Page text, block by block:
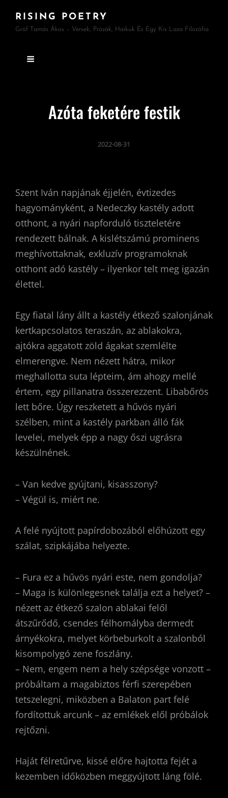
RISING POETRY
Gróf Tamás Ákos – Versek, Prózák, Haikuk És Egy Kis Laza Filozófia
Azóta feketére festik
2022-08-31
Szent Iván napjának éjjelén, évtizedes
hagyományként, a Nedeczky kastély adott
otthont, a nyári napforduló tiszteletére
rendezett bálnak. A kislétszámú prominens
meghívottaknak, exkluzív programoknak
otthont adó kastély – ilyenkor telt meg igazán
élettel.
Egy fiatal lány állt a kastély étkező szalonjának
kertkapcsolatos teraszán, az ablakokra,
ajtókra aggatott zöld ágakat szemlélte
elmerengve. Nem nézett hátra, mikor
meghallotta suta lépteim, ám ahogy mellé
értem, egy pillanatra összerezzent. Libabőrös
lett bőre. Úgy reszketett a hűvös nyári
szélben, mint a kastély parkban álló fák
levelei, melyek épp a nagy őszi ugrásra
készülnének.
– Van kedve gyújtani, kisasszony?
– Végül is, miért ne.
A felé nyújtott papírdobozából előhúzott egy
szálat, szipkájába helyezte.
– Fura ez a hűvös nyári este, nem gondolja?
– Maga is különlegesnek találja ezt a helyet? –
nézett az étkező szalon ablakai felől
átszűrődő, csendes félhomályba dermedt
árnyékokra, melyet körbeburkolt a szalonból
kisompolygó zene foszlány.
– Nem, engem nem a hely szépsége vonzott –
próbáltam a magabiztos férfi szerepében
tetszelegni, miközben a Balaton part felé
fordítottuk arcunk – az emlékek elől próbálok
rejtőzni.
Haját félretűrve, kissé előre hajtotta fejét a
kezemben időközben meggyújtott láng fölé.